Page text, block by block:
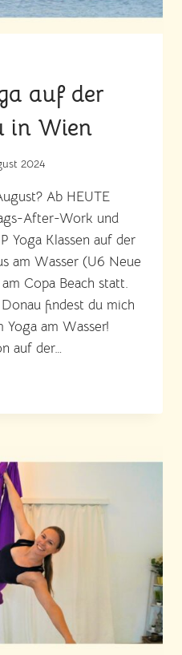
auf der
in Wien
2024
Ab HEUTE
After-Work und
Yoga Klassen auf der
am Wasser (U6 Neue
Copa Beach statt.
findest du mich
am Wasser!
auf der…